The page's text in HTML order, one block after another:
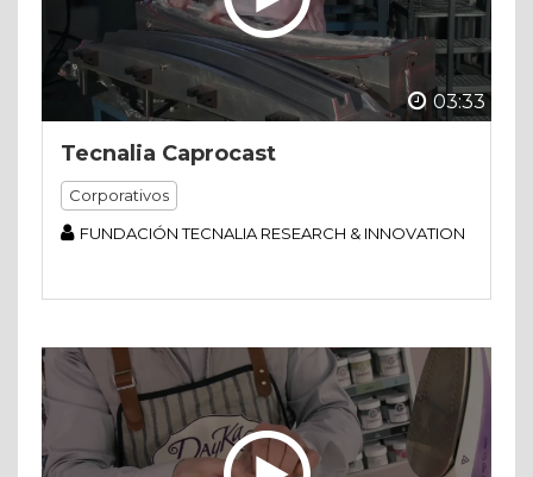
03:33
Tecnalia Caprocast
Corporativos
FUNDACIÓN TECNALIA RESEARCH & INNOVATION